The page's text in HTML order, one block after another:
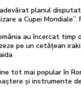
planul
a Cupei
au încercat timp
pe un cetățean
tot mai popular în
și instrumente